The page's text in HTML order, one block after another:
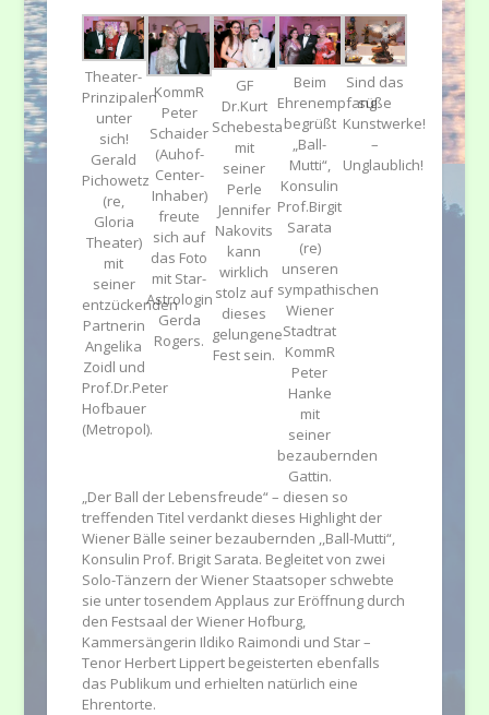
Theater-
Prinzipalen
unter
sich!
Gerald
Pichowetz
(re,
Gloria
Theater)
mit
seiner
entzückenden
Partnerin
Angelika
Zoidl und
Prof.Dr.Peter
Hofbauer
(Metropol).
KommR
Peter
Schaider
(Auhof-
Center-
Inhaber)
freute
sich auf
das Foto
mit Star-
Astrologin
Gerda
Rogers.
GF
Dr.Kurt
Schebesta
mit
seiner
Perle
Jennifer
Nakovits
kann
wirklich
stolz auf
dieses
gelungene
Fest sein.
Beim
Ehrenempfang
begrüßt
„Ball-
Mutti“,
Konsulin
Prof.Birgit
Sarata
(re)
unseren
sympathischen
Wiener
Stadtrat
KommR
Peter
Hanke
mit
seiner
bezaubernden
Gattin.
Sind das
süße
Kunstwerke!
–
Unglaublich!
„Der Ball der Lebensfreude“ – diesen so
treffenden Titel verdankt dieses Highlight der
Wiener Bälle seiner bezaubernden ,,Ball-Mutti“,
Konsulin Prof. Brigit Sarata. Begleitet von zwei
Solo-Tänzern der Wiener Staatsoper schwebte
sie unter tosendem Applaus zur Eröffnung durch
den Festsaal der Wiener Hofburg,
Kammersängerin Ildiko Raimondi und Star –
Tenor Herbert Lippert begeisterten ebenfalls
das Publikum und erhielten natürlich eine
Ehrentorte.